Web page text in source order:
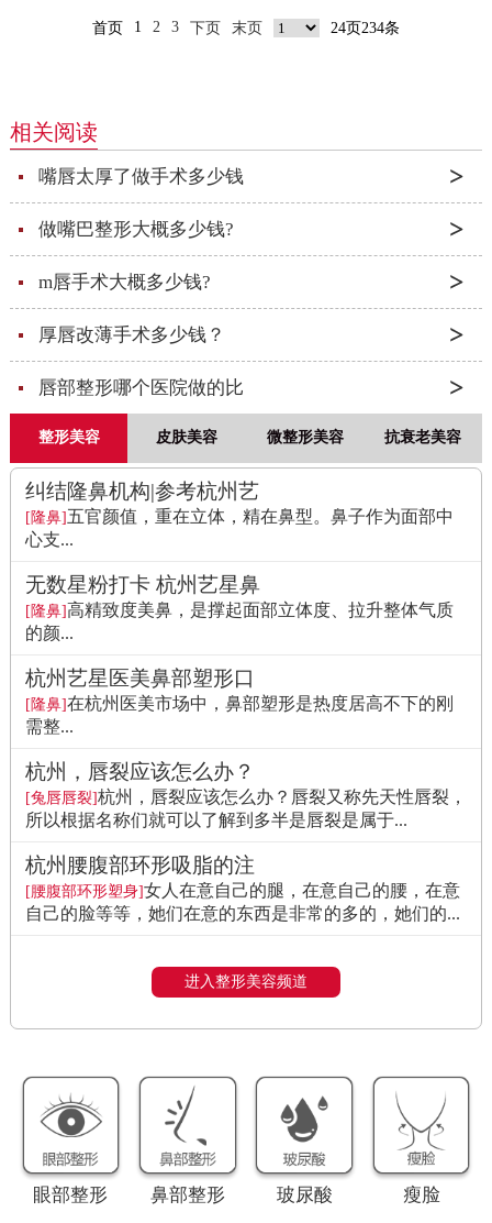
首页 1 2 3 下页 末页 24页234条
相关阅读
嘴唇太厚了做手术多少钱
做嘴巴整形大概多少钱?
m唇手术大概多少钱?
厚唇改薄手术多少钱？
唇部整形哪个医院做的比
整形美容 皮肤美容 微整形美容 抗衰老美容
纠结隆鼻机构|参考杭州艺
[隆鼻]五官颜值，重在立体，精在鼻型。鼻子作为面部中
心支...
无数星粉打卡 杭州艺星鼻
[隆鼻]高精致度美鼻，是撑起面部立体度、拉升整体气质
的颜...
杭州艺星医美鼻部塑形口
[隆鼻]在杭州医美市场中，鼻部塑形是热度居高不下的刚
需整...
杭州，唇裂应该怎么办？
[兔唇唇裂]杭州，唇裂应该怎么办？唇裂又称先天性唇裂，
所以根据名称们就可以了解到多半是唇裂是属于...
杭州腰腹部环形吸脂的注
[腰腹部环形塑身]女人在意自己的腿，在意自己的腰，在意
自己的脸等等，她们在意的东西是非常的多的，她们的...
进入整形美容频道
眼部整形 鼻部整形 玻尿酸 瘦脸